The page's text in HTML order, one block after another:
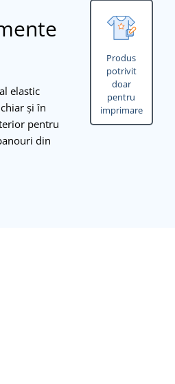
Produs
potrivit
doar
pentru
imprimare
elastic
și în
pentru
din